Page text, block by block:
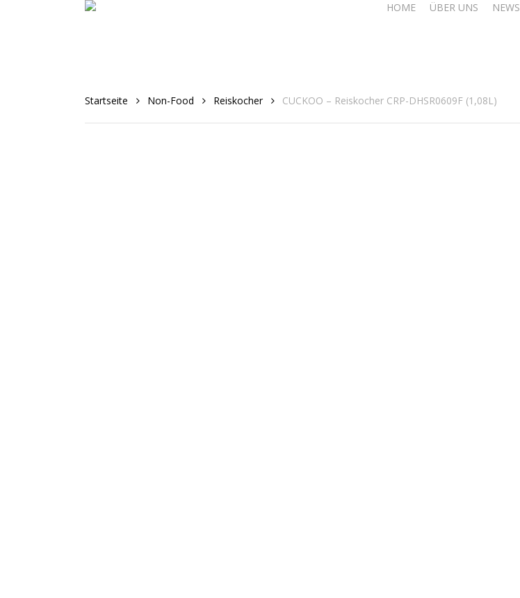
HOME ÜBER UNS NEWS
Startseite Non-Food Reiskocher CUCKOO – Reiskocher CRP-DHSR0609F (1,08L)